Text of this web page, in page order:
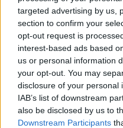
targeted advertising by us,
section to confirm your
opt-out request is
interest-based ads based
us or personal information
your opt-out. You may
disclosure of your personal
IAB’s list of downstream
also be disclosed by us to
Downstream Participants